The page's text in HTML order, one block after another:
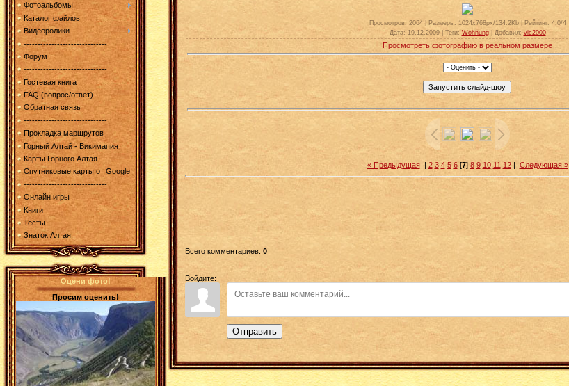
Фотоальбомы
Каталог файлов
Видеоролики
------------------------------
Форум
------------------------------
Гостевая книга
FAQ (вопрос/ответ)
Обратная связь
------------------------------
Прокладка маршрутов
Горный Алтай - Викимапия
Карты Горного Алтая
Спутниковые карты от Google
------------------------------
Онлайн игры
Книги
Тесты
Знаток Алтая
Оцени фото!
Просим оценить!
Просмотров: 2064 | Размеры: 1024x768px/134.2Kb | Рейтинг: 4.0/4
Дата: 19.12.2009 | Теги: Wohnung| Добавил: vic2000
Просмотреть фотографию в реальном размере
« Предыдущая| 2 3 4 5 6[7] 8 9 10 11 12| Следующая »
Всего комментариев: 0
Войдите:
Отправить